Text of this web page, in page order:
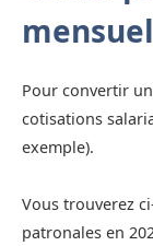
Pour convertir
cotisations
exemple).
Vous trouverez
patronales en